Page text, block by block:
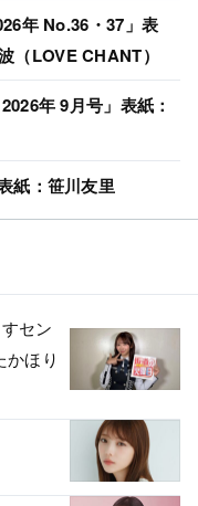
年 No.36・37」表
（LOVE CHANT）
年 9月号」表紙：
紙：笹川友里
セン
かほり